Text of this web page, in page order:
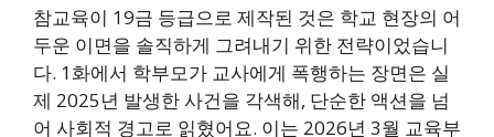
참교육이 19금 등급으로 제작된 것은 학교 현장의 어
두운 이면을 솔직하게 그려내기 위한 전략이었습니
다. 1화에서 학부모가 교사에게 폭행하는 장면은 실
제 2025년 발생한 사건을 각색해, 단순한 액션을 넘
어 사회적 경고로 읽혔어요. 이는 2026년 3월 교육부